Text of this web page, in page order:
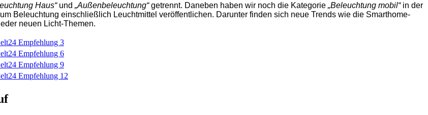
Haus“und „Außenbeleuchtung“getrennt. Daneben haben wir noch die Kategorie „Beleuchtung mobil“in der
Beleuchtung einschließlich Leuchtmittel veröffentlichen. Darunter finden sich neue Trends wie die Smarthome-
neuen Licht-Themen.